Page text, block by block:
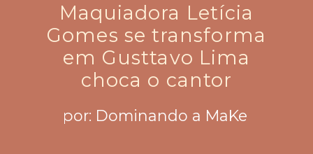
Maquiadora Letícia
Gomes se transforma
em Gusttavo Lima
choca o cantor
por: Dominando a MaKe